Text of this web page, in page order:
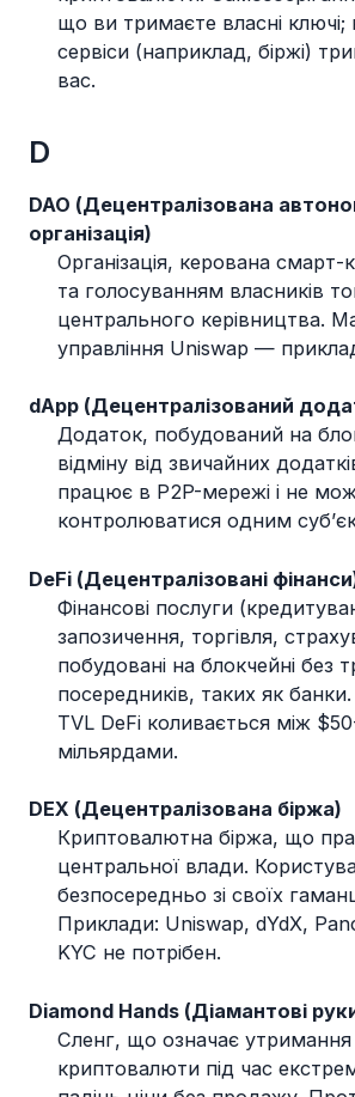
що ви тримаєте власні ключі;
сервіси (наприклад, біржі)
вас.
D
DAO (Децентралізована
організація)
Організація, керована
та голосуванням власників
центрального керівництва.
управління Uniswap —
dApp (Децентралізований
Додаток, побудований на
відміну від звичайних
працює в P2P-мережі і не
контролюватися одним
DeFi (Децентралізовані
Фінансові послуги
запозичення, торгівля,
побудовані на блокчейні без
посередників, таких як
TVL DeFi коливається між
мільярдами.
DEX (Децентралізована біржа)
Криптовалютна біржа, що
центральної влади.
безпосередньо зі своїх
Приклади: Uniswap, dYdX,
KYC не потрібен.
Diamond Hands (Діамантові
Сленг, що означає утримання
криптовалюти під час